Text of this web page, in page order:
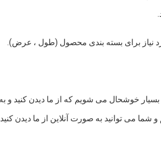
خوشحال می شویم که از ما دیدن کنید و به
شما می توانید به صورت آنلاین از ما دیدن کنید.